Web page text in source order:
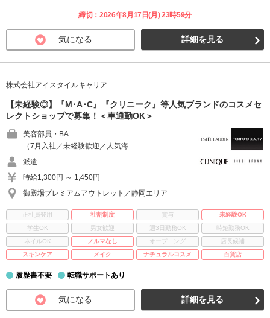
締切：2026年8月17日(月) 23時59分
気になる 詳細を見る
株式会社アイスタイルキャリア
【未経験◎】『M･A･C』『クリニーク』等人気ブランドのコスメセ
レクトショップで募集！＜車通勤OK＞
美容部員・BA
（7月入社／未経験歓迎／人気海 …
派遣
時給1,300円 ～ 1,450円
御殿場プレミアムアウトレット／静岡エリア
正社員登用 社割制度 賞与
未経験OK
学生OK
男女歓迎 週3日勤務OK
時短勤務OK
ネイルOK
ノルマなし オープニング
店長候補
スキンケア
メイク ナチュラルコスメ 百貨店
履歴書不要 転職サポートあり
気になる 詳細を見る